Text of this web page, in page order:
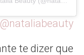
@nataliabeauty
te dizer que